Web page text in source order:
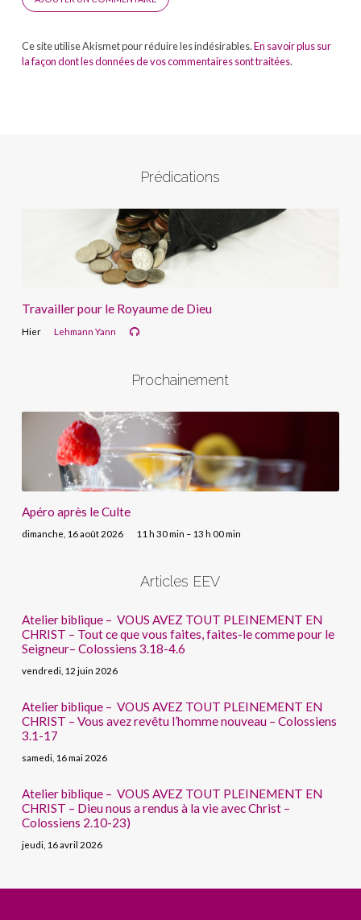
Ce site utilise Akismet pour réduire les indésirables.En savoir plus sur
la façon dont les données de vos commentaires sont traitées.
Prédications
Travailler pour le Royaume de Dieu
Hier Lehmann Yann
Prochainement
Apéro après le Culte
dimanche, 16 août 2026 11 h 30 min – 13 h 00 min
Articles EEV
Atelier biblique – VOUS AVEZ TOUT PLEINEMENT EN
CHRIST – Tout ce que vous faites, faites-le comme pour le
Seigneur– Colossiens 3.18-4.6
vendredi, 12 juin 2026
Atelier biblique – VOUS AVEZ TOUT PLEINEMENT EN
CHRIST – Vous avez revêtu l’homme nouveau – Colossiens
3.1-17
samedi, 16 mai 2026
Atelier biblique – VOUS AVEZ TOUT PLEINEMENT EN
CHRIST – Dieu nous a rendus à la vie avec Christ –
Colossiens 2.10-23)
jeudi, 16 avril 2026